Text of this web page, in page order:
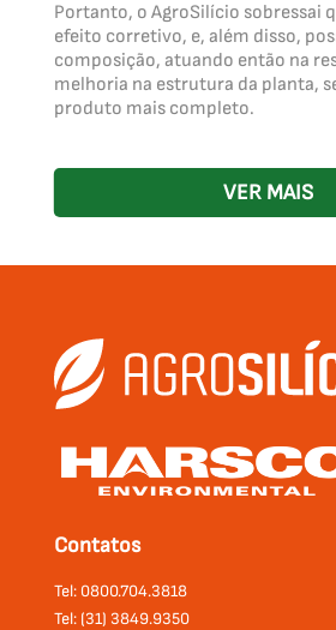
Portanto, o AgroSilício sobressai
efeito corretivo, e, além disso,
composição, atuando então na
melhoria na estrutura da planta,
produto mais completo.
VER MAIS
Contatos
Tel: 0800.704.3818
Tel: (31) 3849.9350